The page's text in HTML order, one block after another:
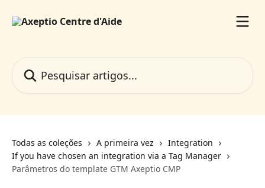
Todas as coleções A primeira vez
Integration
If you have chosen an integration via a Tag Manager
Parâmetros do template GTM Axeptio CMP